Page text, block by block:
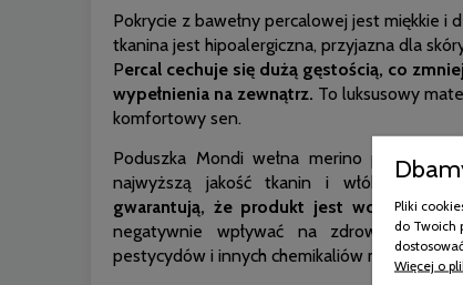
Pokrycie z bawełny percalowej jest miękkie i
tkanina jest hipoalergiczna, przyjazna dla
Percal cechuje się dużą gęstością, co
wypełnienia na zewnątrz. To luksusowy
komfortowy sen.
Poduszka Mondi wełna merino posiada
najwyższą jakość tkanin i włókien. P
gwarantują, że produkt jest wolny od
negatywnie wpływać na zdrowie.
pestycydów i innych chemikaliów mogących
Pliki
do Twoich
Więcej o